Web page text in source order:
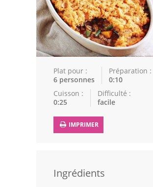
Cuisine Tunisienne
Cuisine Juive
Cuisine Libanaise
Articles
Actualités
Leçons de cuisine
Chefs
Plat pour :
6 personnes
Préparation :
0:10
Cuisson :
0:25
Difficulté :
facile
IMPRIMER
Ingrédients